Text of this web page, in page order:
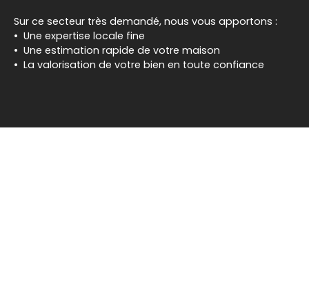
Sur ce secteur très demandé, nous vous apportons :
Une expertise locale fine
Une estimation rapide de votre maison
La valorisation de votre bien en toute confiance